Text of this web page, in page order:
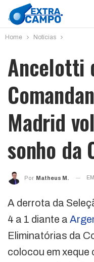
Home Notícias
Ancelotti
Madrid
sonho da
Por Matheus M. EM
A derrota da
4 a 1 diante a
Eliminatórias da
colocou em xeque